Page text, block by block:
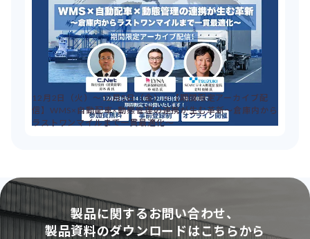
12月2日（火）～12月5日（金）：【期間限定アーカイブ配
信】WMS×自動配車×動態管理の連携が生む革新～倉庫内から
ラストワンマイルまで一貫最適化～
製品に関するお問い合わせ、
製品資料のダウンロードはこちらから